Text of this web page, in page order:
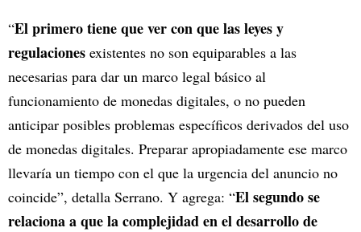
“El primero tiene que ver con que las leyes y
regulaciones existentes no son equiparables a las
necesarias para dar un marco legal básico al
funcionamiento de monedas digitales, o no pueden
anticipar posibles problemas específicos derivados del uso
de monedas digitales. Preparar apropiadamente ese marco
llevaría un tiempo con el que la urgencia del anuncio no
coincide”, detalla Serrano. Y agrega: “El segundo se
relaciona a que la complejidad en el desarrollo de